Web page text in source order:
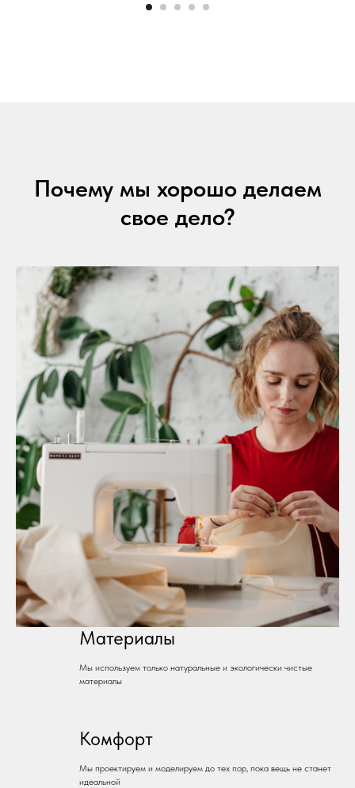
Почему мы хорошо делаем
свое дело?
Материалы
Мы используем только натуральные и экологически чистые
материалы
Комфорт
Мы проектируем и моделируем до тех пор, пока вещь не станет
идеальной